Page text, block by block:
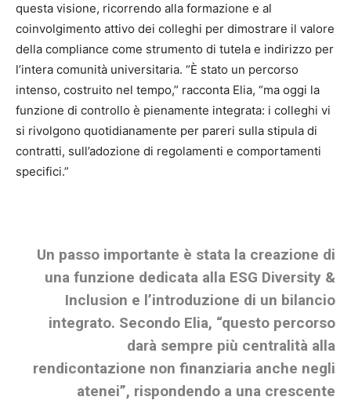
questa visione, ricorrendo alla formazione e al
coinvolgimento attivo dei colleghi per dimostrare il valore
della compliance come strumento di tutela e indirizzo per
l’intera comunità universitaria. “È stato un percorso
intenso, costruito nel tempo,” racconta Elia, “ma oggi la
funzione di controllo è pienamente integrata: i colleghi vi
si rivolgono quotidianamente per pareri sulla stipula di
contratti, sull’adozione di regolamenti e comportamenti
specifici.”
Un passo importante è stata la creazione di
una funzione dedicata alla ESG Diversity &
Inclusion e l’introduzione di un bilancio
integrato. Secondo Elia, “questo percorso
darà sempre più centralità alla
rendicontazione non finanziaria anche negli
atenei”, rispondendo a una crescente